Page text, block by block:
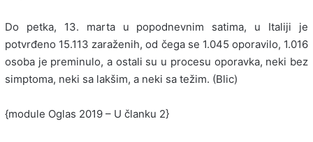
Do petka, 13. marta u popodnevnim satima, u Italiji je
potvrđeno 15.113 zaraženih, od čega se 1.045 oporavilo, 1.016
osoba je preminulo, a ostali su u procesu oporavka, neki bez
simptoma, neki sa lakšim, a neki sa težim. (Blic)
{module Oglas 2019 – U članku 2}